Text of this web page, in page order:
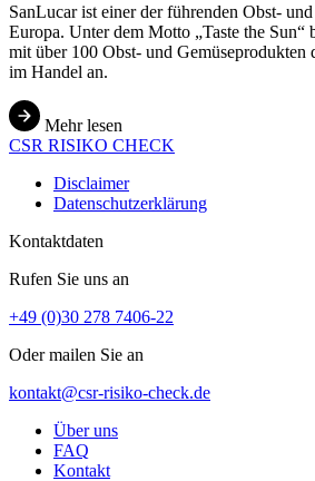
SanLucar ist einer der führenden Obst-
Europa. Unter dem Motto „Taste the Sun“
mit über 100 Obst- und Gemüseprodukten
im Handel an.
Mehr lesen
CSR RISIKO CHECK
Disclaimer
Datenschutzerklärung
Kontaktdaten
Rufen Sie uns an
+49 (0)30 278 7406-22
Oder mailen Sie an
kontakt@csr-risiko-check.de
Über uns
FAQ
Kontakt